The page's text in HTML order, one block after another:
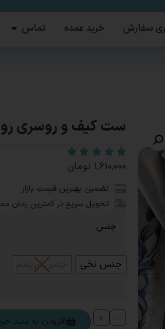
سفارش خرید عمده تماس
ست کیف و روسری
۱,۶۱۰,۰۰۰ تومان
تضمین بهترین قیمت بازار
تحویل سریع در کمترین زمان
جنس
جنس نخی جنس ابریشم
-
+ افزودن به سبد